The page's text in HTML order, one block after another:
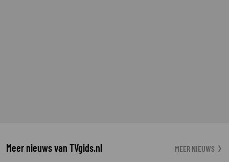
Meer nieuws van TVgids.nl MEER NIEUWS